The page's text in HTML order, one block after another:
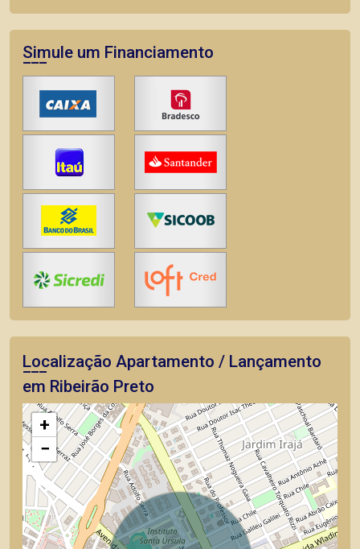
Simule um Financiamento
Localização Apartamento / Lançamento
em Ribeirão Preto
+
−